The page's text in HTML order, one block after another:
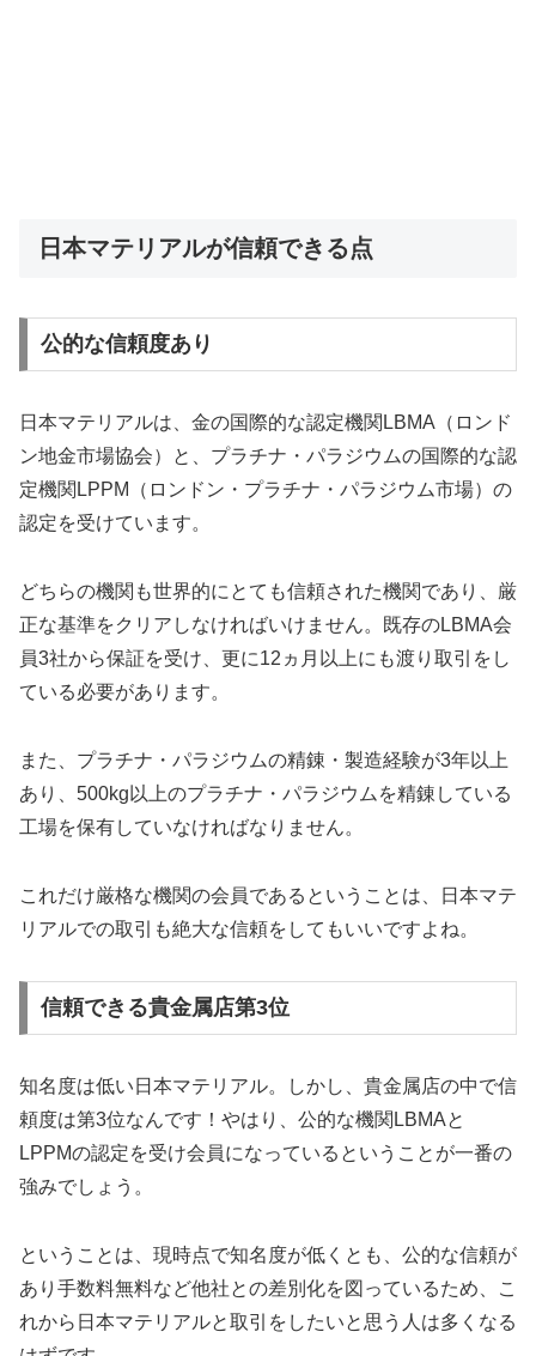
日本マテリアルが信頼できる点
公的な信頼度あり
日本マテリアルは、金の国際的な認定機関LBMA（ロンド
ン地金市場協会）と、プラチナ・パラジウムの国際的な認
定機関LPPM（ロンドン・プラチナ・パラジウム市場）の
認定を受けています。
どちらの機関も世界的にとても信頼された機関であり、厳
正な基準をクリアしなければいけません。既存のLBMA会
員3社から保証を受け、更に12ヵ月以上にも渡り取引をし
ている必要があります。
また、プラチナ・パラジウムの精錬・製造経験が3年以上
あり、500kg以上のプラチナ・パラジウムを精錬している
工場を保有していなければなりません。
これだけ厳格な機関の会員であるということは、日本マテ
リアルでの取引も絶大な信頼をしてもいいですよね。
信頼できる貴金属店第3位
知名度は低い日本マテリアル。しかし、貴金属店の中で信
頼度は第3位なんです！やはり、公的な機関LBMAと
LPPMの認定を受け会員になっているということが一番の
強みでしょう。
ということは、現時点で知名度が低くとも、公的な信頼が
あり手数料無料など他社との差別化を図っているため、こ
れから日本マテリアルと取引をしたいと思う人は多くなる